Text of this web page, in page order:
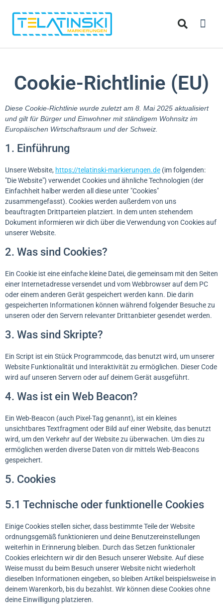
Cookie-Richtlinie (EU)
Diese Cookie-Richtlinie wurde zuletzt am 8. Mai 2025 aktualisiert
und gilt für Bürger und Einwohner mit ständigem Wohnsitz im
Europäischen Wirtschaftsraum und der Schweiz.
1. Einführung
Unsere Website, https://telatinski-markierungen.de (im folgenden:
"Die Website") verwendet Cookies und ähnliche Technologien (der
Einfachheit halber werden all diese unter "Cookies"
zusammengefasst). Cookies werden außerdem von uns
beauftragten Drittparteien platziert. In dem unten stehendem
Dokument informieren wir dich über die Verwendung von Cookies auf
unserer Website.
2. Was sind Cookies?
Ein Cookie ist eine einfache kleine Datei, die gemeinsam mit den Seiten
einer Internetadresse versendet und vom Webbrowser auf dem PC
oder einem anderen Gerät gespeichert werden kann. Die darin
gespeicherten Informationen können während folgender Besuche zu
unseren oder den Servern relevanter Drittanbieter gesendet werden.
3. Was sind Skripte?
Ein Script ist ein Stück Programmcode, das benutzt wird, um unserer
Website Funktionalität und Interaktivität zu ermöglichen. Dieser Code
wird auf unseren Servern oder auf deinem Gerät ausgeführt.
4. Was ist ein Web Beacon?
Ein Web-Beacon (auch Pixel-Tag genannt), ist ein kleines
unsichtbares Textfragment oder Bild auf einer Website, das benutzt
wird, um den Verkehr auf der Website zu überwachen. Um dies zu
ermöglichen werden diverse Daten von dir mittels Web-Beacons
gespeichert.
5. Cookies
5.1 Technische oder funktionelle Cookies
Einige Cookies stellen sicher, dass bestimmte Teile der Website
ordnungsgemäß funktionieren und deine Benutzereinstellungen
weiterhin in Erinnerung bleiben. Durch das Setzen funktionaler
Cookies erleichtern wir dir den Besuch unserer Website. Auf diese
Weise musst du beim Besuch unserer Website nicht wiederholt
dieselben Informationen eingeben, so bleiben Artikel beispielsweise in
deinem Warenkorb, bis du bezahlst. Wir können diese Cookies ohne
deine Einwilligung platzieren.